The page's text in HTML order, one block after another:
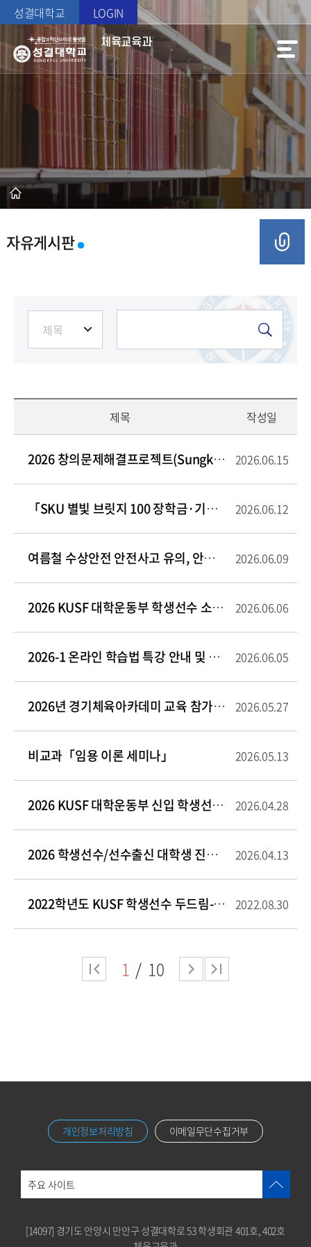
성결대학교 LOGIN
체육교육과
자유게시판
제목 작성일
2026 창의문제해결프로젝트(Sungkyul Creative Challenge) 안내 및 2026.06.15
「SKU 별빛 브릿지 100 장학금·기부금 캠페인」 장학수혜 후보자 모집 2026.06.12
여름철 수상안전 안전사고 유의, 안전관리 철저 2026.06.09
2026 KUSF 대학운동부 학생선수 소양교육 2026.06.06
2026-1 온라인 학습법 특강 안내 및 홍보 2026.06.05
2026년 경기체육아카데미 교육 참가자 모집 2026.05.27
비교과「임용 이론 세미나」 2026.05.13
2026 KUSF 대학운동부 신입 학생선수 교육 실시 안내 2026.04.28
2026 학생선수/선수출신 대학생 진로탐색프로그램 1차 교육 모집 2026.04.13
2022학년도 KUSF 학생선수 두드림-함께 프로그램 참여 학생 모집 2022.08.30
1 10
개인정보처리방침 이메일무단수집거부
주요 사이트
[14097] 경기도 안양시 만안구 성결대학로 53 학생회관 401호, 402호